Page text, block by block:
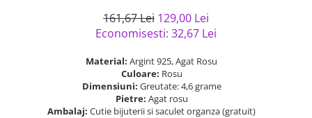
Solutii si lavete de curatare
161,67 Lei 129,00 Lei
Economisesti: 32,67 Lei
Material: Argint 925, Agat Rosu
Culoare: Rosu
Dimensiuni: Greutate: 4,6 grame
Pietre: Agat rosu
Ambalaj: Cutie bijuterii si saculet organza (gratuit)